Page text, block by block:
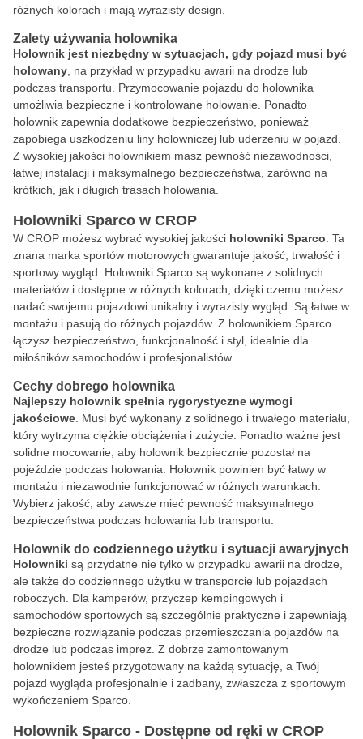
różnych kolorach i mają wyrazisty design.
Zalety używania holownika
Holownik jest niezbędny w sytuacjach, gdy pojazd musi być
holowany , na przykład w przypadku awarii na drodze lub
podczas transportu. Przymocowanie pojazdu do holownika
umożliwia bezpieczne i kontrolowane holowanie. Ponadto
holownik zapewnia dodatkowe bezpieczeństwo, ponieważ
zapobiega uszkodzeniu liny holowniczej lub uderzeniu w pojazd.
Z wysokiej jakości holownikiem masz pewność niezawodności,
łatwej instalacji i maksymalnego bezpieczeństwa, zarówno na
krótkich, jak i długich trasach holowania.
Holowniki Sparco w CROP
W CROP możesz wybrać wysokiej jakości holowniki Sparco . Ta
znana marka sportów motorowych gwarantuje jakość, trwałość i
sportowy wygląd. Holowniki Sparco są wykonane z solidnych
materiałów i dostępne w różnych kolorach, dzięki czemu możesz
nadać swojemu pojazdowi unikalny i wyrazisty wygląd. Są łatwe w
montażu i pasują do różnych pojazdów. Z holownikiem Sparco
łączysz bezpieczeństwo, funkcjonalność i styl, idealnie dla
miłośników samochodów i profesjonalistów.
Cechy dobrego holownika
Najlepszy holownik spełnia rygorystyczne wymogi
jakościowe . Musi być wykonany z solidnego i trwałego materiału,
który wytrzyma ciężkie obciążenia i zużycie. Ponadto ważne jest
solidne mocowanie, aby holownik bezpiecznie pozostał na
pojeździe podczas holowania. Holownik powinien być łatwy w
montażu i niezawodnie funkcjonować w różnych warunkach.
Wybierz jakość, aby zawsze mieć pewność maksymalnego
bezpieczeństwa podczas holowania lub transportu.
Holownik do codziennego użytku i sytuacji awaryjnych
Holowniki są przydatne nie tylko w przypadku awarii na drodze,
ale także do codziennego użytku w transporcie lub pojazdach
roboczych. Dla kamperów, przyczep kempingowych i
samochodów sportowych są szczególnie praktyczne i zapewniają
bezpieczne rozwiązanie podczas przemieszczania pojazdów na
drodze lub podczas imprez. Z dobrze zamontowanym
holownikiem jesteś przygotowany na każdą sytuację, a Twój
pojazd wygląda profesjonalnie i zadbany, zwłaszcza z sportowym
wykończeniem Sparco.
Holownik Sparco - Dostępne od ręki w CROP